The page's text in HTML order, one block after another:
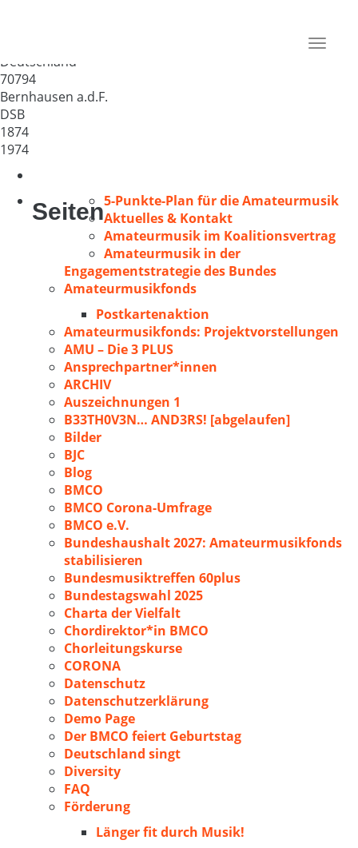
Toggle
Deutschland
70794
Bernhausen a.d.F.
DSB
1874
1974
Seiten5-Punkte-Plan für die Amateurmusik
Aktuelles & Kontakt
Amateurmusik im Koalitionsvertrag
Amateurmusik in der
Engagementstrategie des Bundes
Amateurmusikfonds
Postkartenaktion
Amateurmusikfonds: Projektvorstellungen
AMU – Die 3 PLUS
Ansprechpartner*innen
ARCHIV
Auszeichnungen 1
B33TH0V3N… AND3RS! [abgelaufen]
Bilder
BJC
Blog
BMCO
BMCO Corona-Umfrage
BMCO e.V.
Bundeshaushalt 2027: Amateurmusikfonds
stabilisieren
Bundesmusiktreffen 60plus
Bundestagswahl 2025
Charta der Vielfalt
Chordirektor*in BMCO
Chorleitungskurse
CORONA
Datenschutz
Datenschutzerklärung
Demo Page
Der BMCO feiert Geburtstag
Deutschland singt
Diversity
FAQ
Förderung
Länger fit durch Musik!